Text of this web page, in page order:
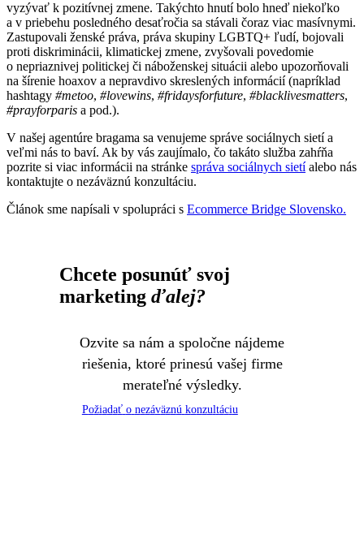
vyzývať k pozitívnej zmene. Takýchto hnutí bolo hneď niekoľko
a v priebehu posledného desaťročia sa stávali čoraz viac masívnymi.
Zastupovali ženské práva, práva skupiny LGBTQ+ ľudí, bojovali
proti diskriminácii, klimatickej zmene, zvyšovali povedomie
o nepriaznivej politickej či náboženskej situácii alebo upozorňovali
na šírenie hoaxov a nepravdivo skreslených informácií (napríklad
hashtagy #metoo, #lovewins, #fridaysforfuture, #blacklivesmatters,
#prayforparis a pod.).
V našej agentúre bragama sa venujeme správe sociálnych sietí a
veľmi nás to baví. Ak by vás zaujímalo, čo takáto služba zahŕňa
pozrite si viac informácii na stránke správa sociálnych sietíalebo nás
kontaktujte o nezáväznú konzultáciu.
Článok sme napísali v spolupráci s Ecommerce Bridge Slovensko.
Chcete posunúť svoj
marketing ďalej?
Ozvite sa nám a spoločne nájdeme
riešenia, ktoré prinesú vašej firme
merateľné výsledky.
Požiadať o nezáväznú konzultáciu